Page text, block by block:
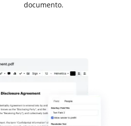
documento.